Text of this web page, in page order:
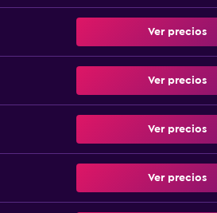
Ver precios
Ver precios
Ver precios
Ver precios